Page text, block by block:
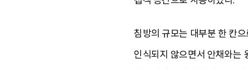
침방의 규모는 대부분 한 칸
인식되지 않으면서 안채와는